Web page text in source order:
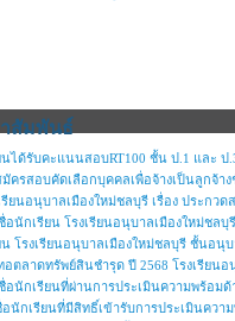
สัมพันธ์
นได้รับคะแนนสอบRT100 ชั้น ป.1 และ ป
มัครสอบคัดเลือกบุคคลเพื่อจ้างเป็นลูกจ้าง
รียนอนุบาลเมืองใหม่ชลบุรี เรื่อง ประกว
อนักเรียน โรงเรียนอนุบาลเมืองใหม่ช
โรงเรียนอนุบาลเมืองใหม่ชลบุรี ชั้นอนุ
ตลาดทรัพย์สินชำรุด ปี 2568 โรงเรียนอ
อนักเรียนที่ผ่านการประเมินความพร้อม
นักเรียนที่มีสิทธิ์เข้ารับการประเมินคว